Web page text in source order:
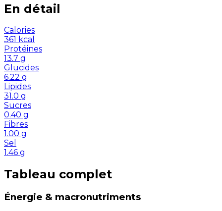
En détail
Calories
361 kcal
Protéines
13.7 g
Glucides
6.22 g
Lipides
31.0 g
Sucres
0.40 g
Fibres
1.00 g
Sel
1.46 g
Tableau complet
Énergie & macronutriments